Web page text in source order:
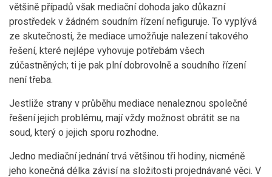
většině případů však mediační dohoda jako důkazní
prostředek v žádném soudním řízení nefiguruje. To vyplývá
ze skutečnosti, že mediace umožňuje nalezení takového
řešení, které nejlépe vyhovuje potřebám všech
zúčastněných; ti je pak plní dobrovolně a soudního řízení
není třeba.
Jestliže strany v průběhu mediace nenaleznou společné
řešení jejich problému, mají vždy možnost obrátit se na
soud, který o jejich sporu rozhodne.
Jedno mediační jednání trvá většinou tři hodiny, nicméně
jeho konečná délka závisí na složitosti projednávané věci. V